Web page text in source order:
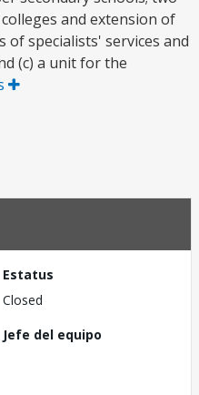
and extension of
of specialists' services and
(c) a unit for the
Estatus
Closed
Jefe del equipo